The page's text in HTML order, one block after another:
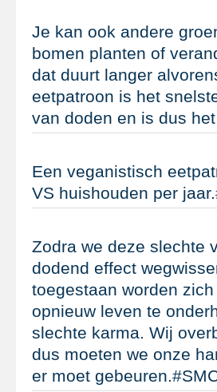
Je kan ook andere
bomen planten of
dat duurt langer
eetpatroon is het
van doden en is dus
Een veganistisch
VS huishouden per
Zodra we deze slechte
dodend effect
toegestaan worden
opnieuw leven te
slechte karma. Wij
dus moeten we onze
er moet